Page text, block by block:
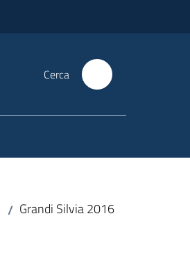
Cerca
/ Grandi Silvia 2016